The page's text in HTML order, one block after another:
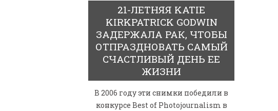
21-ЛЕТНЯЯ KATIE
KIRKPATRICK GODWIN
ЗАДЕРЖАЛА РАК, ЧТОБЫ
ОТПРАЗДНОВАТЬ САМЫЙ
СЧАСТЛИВЫЙ ДЕНЬ ЕЕ
ЖИЗНИ
В 2006 году эти снимки победили в
конкурсе Best of Photojournalism в
ПАРАЛИМПИЙСКАЯ ЧЕМПИОНКА ПО